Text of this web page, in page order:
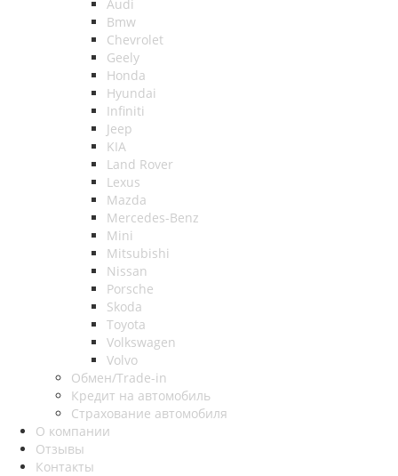
Audi
Bmw
Chevrolet
Geely
Honda
Hyundai
Infiniti
Jeep
KIA
Land Rover
Lexus
Mazda
Mercedes-Benz
Mini
Mitsubishi
Nissan
Porsche
Skoda
Toyota
Volkswagen
Volvo
Обмен/Trade-in
Кредит на автомобиль
Страхование автомобиля
О компании
Отзывы
Контакты